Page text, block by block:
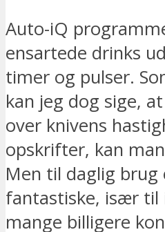
Auto-iQ
ensartede drinks
timer og pulser.
kan jeg dog sige,
over knivens
opskrifter, kan
Men til daglig
fantastiske, især til
mange billigere